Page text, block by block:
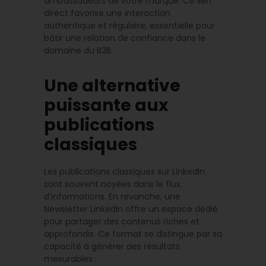
direct favorise une interaction
authentique et régulière, essentielle pour
bâtir une relation de confiance dans le
domaine du B2B.
Une alternative
puissante aux
publications
classiques
Les publications classiques sur LinkedIn
sont souvent noyées dans le flux
d’informations. En revanche, une
Newsletter LinkedIn offre un espace dédié
pour partager des contenus riches et
approfondis. Ce format se distingue par sa
capacité à générer des résultats
mesurables :